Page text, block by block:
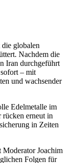
globalen
Nachdem die
Iran durchgeführt
– mit
und wachsender
Edelmetalle im
rücken erneut in
in Zeiten
Joachim
Folgen für